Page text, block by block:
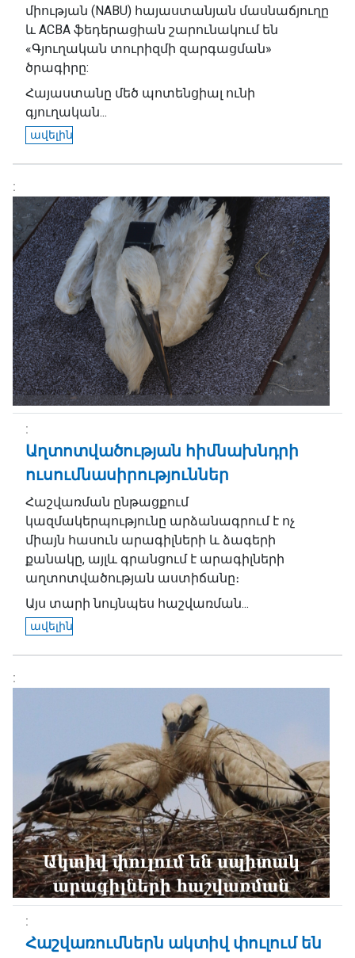
միության (NABU) հայաստանյան մասնաճյուղը
և ACBA ֆեդերացիան շարունակում են
«Գյուղական տուրիզմի զարգացման»
ծրագիրը:
Հայաստանը մեծ պոտենցիալ ունի
գյուղական...
ավելին
Աղտոտվածության հիմնախնդրի
ուսումնասիրություններ
Հաշվառման ընթացքում
կազմակերպությունը արձանագրում է ոչ
միայն հասուն արագիլների և ձագերի
քանակը, այլև գրանցում է արագիլների
աղտոտվածության աստիճանը։
Այս տարի նույնպես հաշվառման...
ավելին
Հաշվառումներն ակտիվ փուլում են